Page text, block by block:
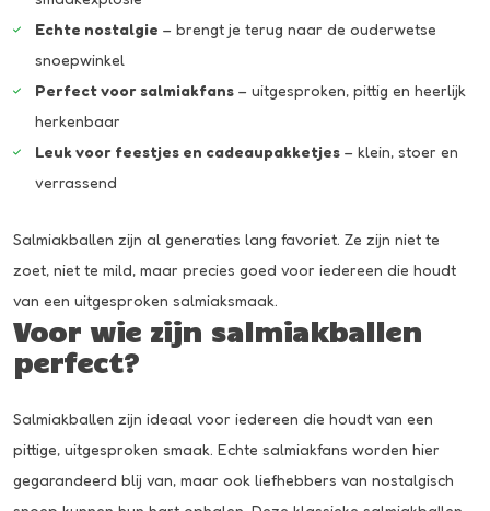
Echte nostalgie – brengt je terug naar de ouderwetse
snoepwinkel
Perfect voor salmiakfans – uitgesproken, pittig en heerlijk
herkenbaar
Leuk voor feestjes en cadeaupakketjes – klein, stoer en
verrassend
Salmiakballen zijn al generaties lang favoriet. Ze zijn niet te
zoet, niet te mild, maar precies goed voor iedereen die houdt
van een uitgesproken salmiaksmaak.
Voor wie zijn salmiakballen
perfect?
Salmiakballen zijn ideaal voor iedereen die houdt van een
pittige, uitgesproken smaak. Echte salmiakfans worden hier
gegarandeerd blij van, maar ook liefhebbers van nostalgisch